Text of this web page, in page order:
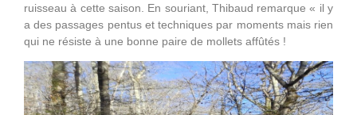
ruisseau à cette saison. En souriant, Thibaud remarque « il y
a des passages pentus et techniques par moments mais rien
qui ne résiste à une bonne paire de mollets affûtés !